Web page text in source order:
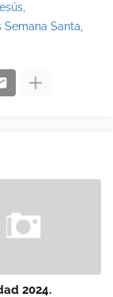
Semana Santa
2024.